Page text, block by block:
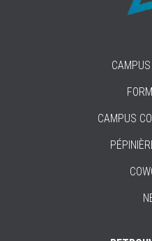
CAMPUS
CAMPUS